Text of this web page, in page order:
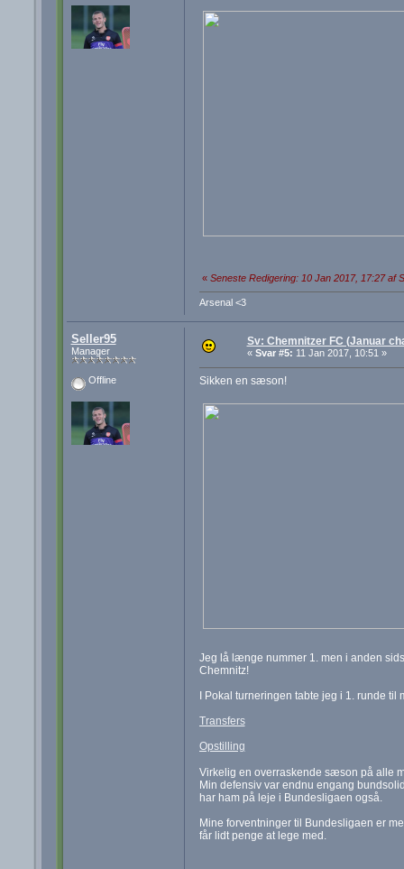
« Seneste Redigering: 10 Jan 2017, 17:27 af
Arsenal <3
Seller95
Manager
Offline
Sv: Chemnitzer FC (Januar
« Svar #5: 11 Jan 2017, 10:51 »
Sikken en sæson!
Jeg lå længe nummer 1. men i anden
Chemnitz!
I Pokal turneringen tabte jeg i 1. runde til
Transfers
Opstilling
Virkelig en overraskende sæson på alle
Min defensiv var endnu engang
har ham på leje i Bundesligaen også.
Mine forventninger til Bundesligaen er
får lidt penge at lege med.